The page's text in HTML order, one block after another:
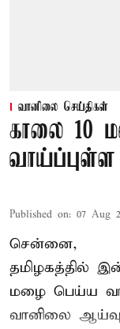
வானிலை செய்திகள்
காலை 10
Published on: 07 Aug
சென்னை,
தமிழகத்தில்
மழை பெய்ய
வானிலை ஆய்வு